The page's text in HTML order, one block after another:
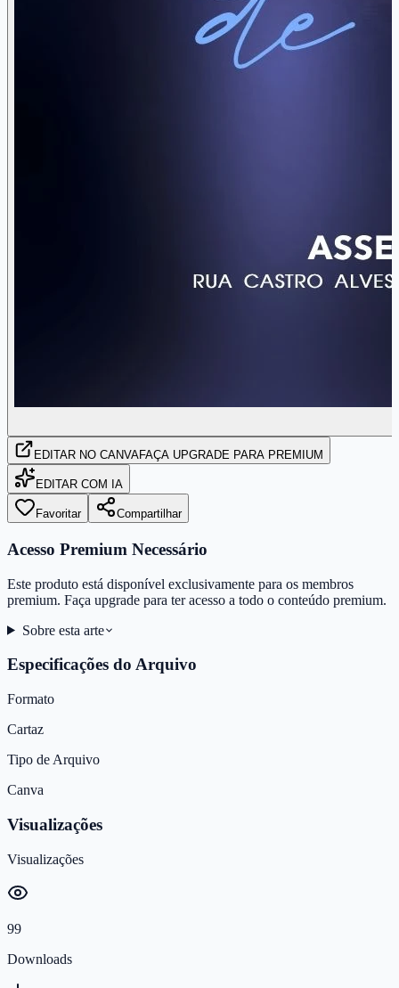
EDITAR NO CANVAFAÇA UPGRADE PARA PREMIUM
EDITAR COM IA
Favoritar Compartilhar
Acesso Premium Necessário
Este produto está disponível exclusivamente para os membros
premium. Faça upgrade para ter acesso a todo o conteúdo premium.
Sobre esta arte
Especificações do Arquivo
Formato
Cartaz
Tipo de Arquivo
Canva
Visualizações
Visualizações
99
Downloads